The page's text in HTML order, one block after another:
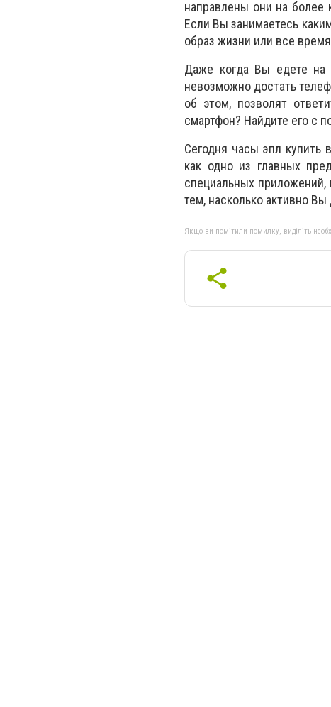
направлены они на более
Если Вы занимаетесь
образ жизни или все
Даже когда Вы едете на
невозможно достать
об этом, позволят
смартфон? Найдите его с
Сегодня часы эпл купить
как одно из главных
специальных приложений,
тем, насколько активно Вы
Якщо ви помітили помилку, виділіть